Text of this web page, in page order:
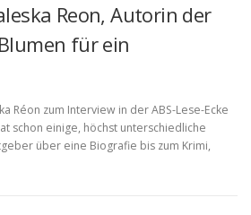
Reon, Autorin der
für ein
Réon zum Interview in der ABS-Lese-Ecke
schon einige, höchst unterschiedliche
über eine Biografie bis zum Krimi,